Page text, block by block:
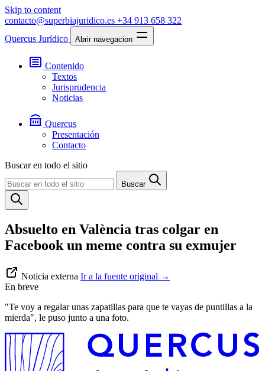
Skip to content
contacto@superbiajuridico.es +34 913 658 322
Quercus Jurídico
Abrir navegacion
Contenido
Textos
Jurisprudencia
Noticias
Quercus
Presentación
Contacto
Buscar en todo el sitio
Buscar
Absuelto en València tras colgar en
Facebook un meme contra su exmujer
Noticia externa Ir a la fuente original →
En breve
"Te voy a regalar unas zapatillas para que te vayas de puntillas a la
mierda", le puso junto a una foto.